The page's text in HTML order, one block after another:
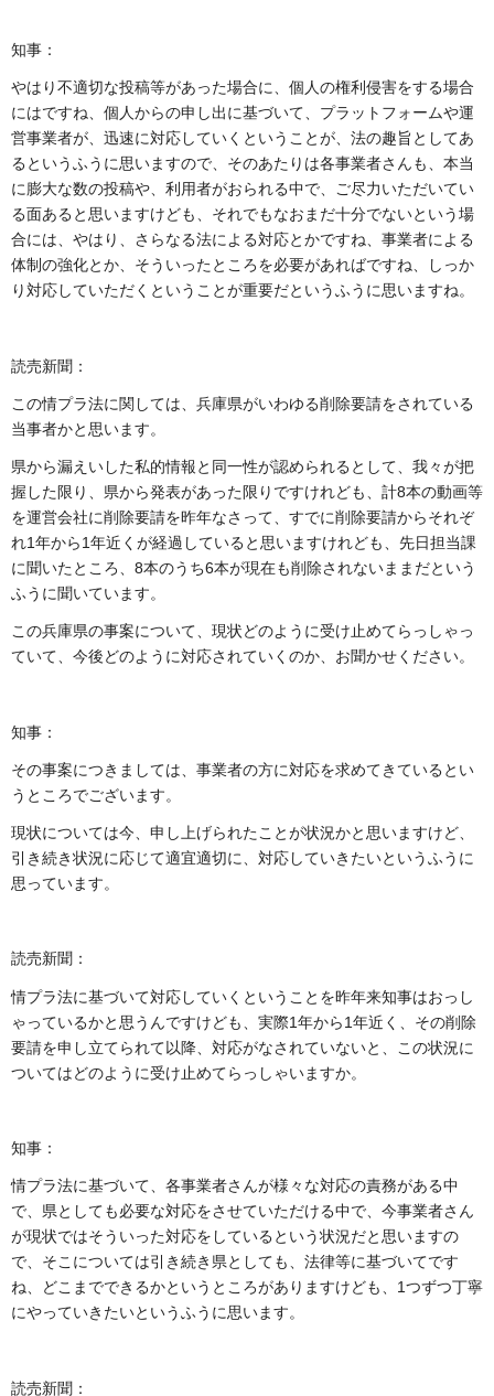
知事：
やはり不適切な投稿等があった場合に、個人の権利侵害をする場合
にはですね、個人からの申し出に基づいて、プラットフォームや運
営事業者が、迅速に対応していくということが、法の趣旨としてあ
るというふうに思いますので、そのあたりは各事業者さんも、本当
に膨大な数の投稿や、利用者がおられる中で、ご尽力いただいてい
る面あると思いますけども、それでもなおまだ十分でないという場
合には、やはり、さらなる法による対応とかですね、事業者による
体制の強化とか、そういったところを必要があればですね、しっか
り対応していただくということが重要だというふうに思いますね。
読売新聞：
この情プラ法に関しては、兵庫県がいわゆる削除要請をされている
当事者かと思います。
県から漏えいした私的情報と同一性が認められるとして、我々が把
握した限り、県から発表があった限りですけれども、計8本の動画等
を運営会社に削除要請を昨年なさって、すでに削除要請からそれぞ
れ1年から1年近くが経過していると思いますけれども、先日担当課
に聞いたところ、8本のうち6本が現在も削除されないままだという
ふうに聞いています。
この兵庫県の事案について、現状どのように受け止めてらっしゃっ
ていて、今後どのように対応されていくのか、お聞かせください。
知事：
その事案につきましては、事業者の方に対応を求めてきているとい
うところでございます。
現状については今、申し上げられたことが状況かと思いますけど、
引き続き状況に応じて適宜適切に、対応していきたいというふうに
思っています。
読売新聞：
情プラ法に基づいて対応していくということを昨年来知事はおっし
ゃっているかと思うんですけども、実際1年から1年近く、その削除
要請を申し立てられて以降、対応がなされていないと、この状況に
ついてはどのように受け止めてらっしゃいますか。
知事：
情プラ法に基づいて、各事業者さんが様々な対応の責務がある中
で、県としても必要な対応をさせていただける中で、今事業者さん
が現状ではそういった対応をしているという状況だと思いますの
で、そこについては引き続き県としても、法律等に基づいてです
ね、どこまでできるかというところがありますけども、1つずつ丁寧
にやっていきたいというふうに思います。
読売新聞：